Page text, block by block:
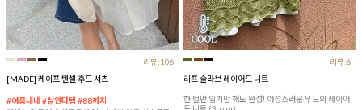
리뷰:106
[MADE] 케이프 텐셀 후드 셔츠
#여름내내 #살안타템 #88까지
리뷰:6
리프 슬라브 레이어드 니트
한 벌만 입기만 해도 완성! 여성스러운 무드의 레이어